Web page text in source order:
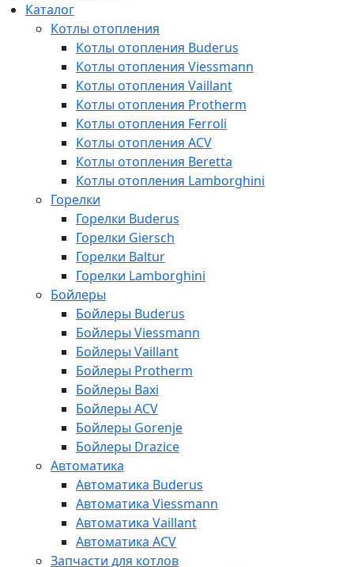
Каталог
Котлы отопления
Котлы отопления Buderus
Котлы отопления Viessmann
Котлы отопления Vaillant
Котлы отопления Protherm
Котлы отопления Ferroli
Котлы отопления ACV
Котлы отопления Beretta
Котлы отопления Lamborghini
Горелки
Горелки Buderus
Горелки Giersch
Горелки Baltur
Горелки Lamborghini
Бойлеры
Бойлеры Buderus
Бойлеры Viessmann
Бойлеры Vaillant
Бойлеры Protherm
Бойлеры Baxi
Бойлеры ACV
Бойлеры Gorenje
Бойлеры Drazice
Автоматика
Автоматика Buderus
Автоматика Viessmann
Автоматика Vaillant
Автоматика ACV
Запчасти для котлов